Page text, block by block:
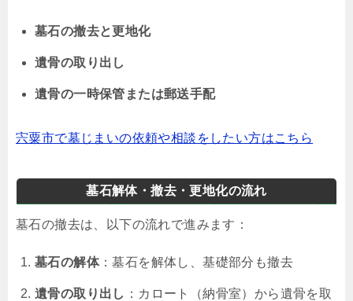
墓石の撤去と更地化
遺骨の取り出し
遺骨の一時保管または郵送手配
宍粟市で墓じまいの依頼や相談をしたい方はこちら
墓石解体・撤去・更地化の流れ
墓石の撤去は、以下の流れで進みます：
墓石の解体：墓石を解体し、基礎部分も撤去
遺骨の取り出し ：カロート（納骨室）から遺骨を取